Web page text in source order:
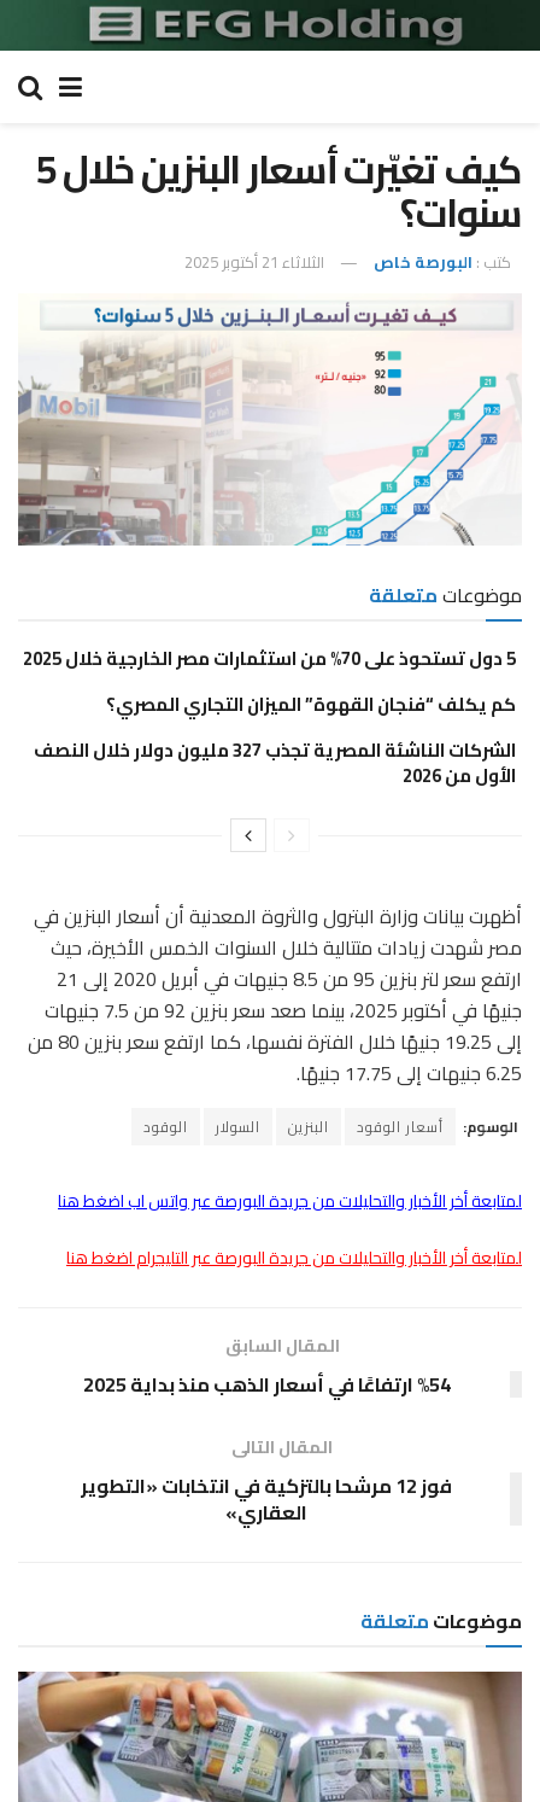
كيف تغيّرت أسعار البنزين خلال 5
سنوات؟
كتب : البورصة خاص الثلاثاء 21 أكتوبر 2025
موضوعاتمتعلقة
5 دول تستحوذ على 70% من استثمارات مصر الخارجية خلال 2025
كم يكلف “فنجان القهوة” الميزان التجاري المصري؟
الشركات الناشئة المصرية تجذب 327 مليون دولار خلال النصف
الأول من 2026
أظهرت بيانات وزارة البترول والثروة المعدنية أن أسعار البنزين في
مصر شهدت زيادات متتالية خلال السنوات الخمس الأخيرة، حيث
ارتفع سعر لتر بنزين 95 من 8.5 جنيهات في أبريل 2020 إلى 21
جنيهًا في أكتوبر 2025، بينما صعد سعر بنزين 92 من 7.5 جنيهات
إلى 19.25 جنيهًا خلال الفترة نفسها، كما ارتفع سعر بنزين 80 من
6.25 جنيهات إلى 17.75 جنيهًا.
الوسوم: أسعار الوقود البنزين السولار الوقود
لمتابعة أخر الأخبار والتحليلات من جريدة البورصة عبر واتس اب اضغط هنا
لمتابعة أخر الأخبار والتحليلات من جريدة البورصة عبر التليجرام اضغط هنا
المقال السابق
%54 ارتفاعًا في أسعار الذهب منذ بداية 2025
المقال التالى
فوز 12 مرشحا بالتزكية في انتخابات «التطوير
العقاري»
موضوعاتمتعلقة